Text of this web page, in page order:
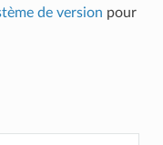
de version pour